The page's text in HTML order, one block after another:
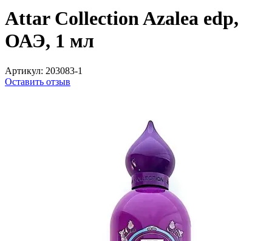
Attar Collection Azalea edp,
ОАЭ, 1 мл
Артикул: 203083-1
Оставить отзыв